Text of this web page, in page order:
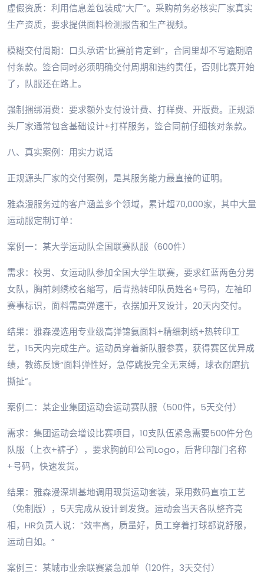
虚假资质：利用信息差包装成“大厂”。采购前务必核实厂家真实
生产资质，要求提供面料检测报告和生产视频。
模糊交付周期：口头承诺“比赛前肯定到”，合同里却不写逾期赔
付条款。签合同时必须明确交付周期和违约责任，否则比赛开始
了，队服还在路上。
强制捆绑消费：要求额外支付设计费、打样费、开版费。正规源
头厂家通常包含基础设计+打样服务，签合同前仔细核对条款。
八、真实案例：用实力说话
正规源头厂家的交付案例，是其服务能力最直接的证明。
雅森漫服务过的客户涵盖多个领域，累计超70,000家，其中大量
运动服定制订单：
案例一：某大学运动队全国联赛队服（600件）
需求：校男、女运动队参加全国大学生联赛，要求红蓝两色分男
女队，胸前刺绣校名缩写，后背热转印队员姓名+号码，左袖印
赛事标识，面料需高弹速干，衣摆加开叉设计，20天内交付。
结果：雅森漫选用专业级高弹锦氨面料+精细刺绣+热转印工
艺，15天内完成生产。运动员穿着新队服参赛，获得赛区优异成
绩，教练反馈“面料弹性好，急停跳投完全无束缚，球衣耐磨抗
撕扯”。
案例二：某企业集团运动会运动赛队服（500件，5天交付）
需求：集团运动会增设比赛项目，10支队伍紧急需要500件分色
队服（上衣+裤子），要求胸前印公司Logo，后背印部门名称
+号码，快速发货。
结果：雅森漫深圳基地调用现货运动套装，采用数码直喷工艺
（免制版），5天完成从设计到发货。运动会当天各队整齐亮
相，HR负责人说：“效率高，质量好，员工穿着打球都说舒服，
运动自如。”
案例三：某城市业余联赛紧急加单（120件，3天交付）